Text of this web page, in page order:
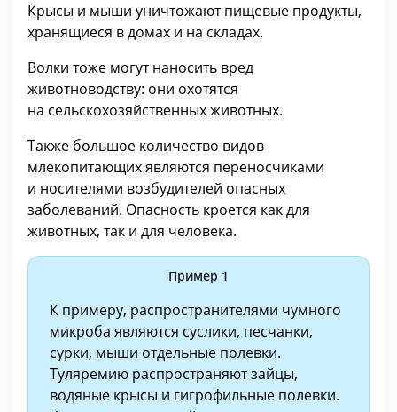
Крысы и мыши уничтожают пищевые продукты,
хранящиеся в домах и на складах.
Волки тоже могут наносить вред
животноводству: они охотятся
на сельскохозяйственных животных.
Также большое количество видов
млекопитающих являются переносчиками
и носителями возбудителей опасных
заболеваний. Опасность кроется как для
животных, так и для человека.
Пример 1
К примеру, распространителями чумного
микроба являются суслики, песчанки,
сурки, мыши отдельные полевки.
Туляремию распространяют зайцы,
водяные крысы и гигрофильные полевки.